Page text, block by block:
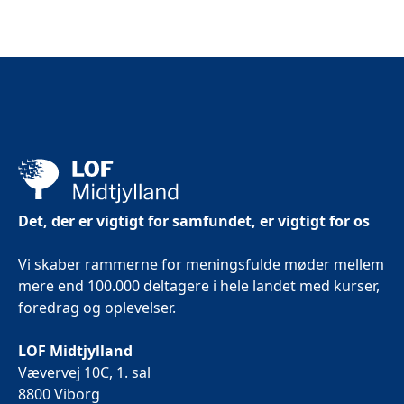
Det, der er vigtigt for samfundet, er vigtigt for os
Vi skaber rammerne for meningsfulde møder mellem
mere end 100.000 deltagere i hele landet med kurser,
foredrag og oplevelser.
LOF Midtjylland
Vævervej 10C, 1. sal
8800 Viborg